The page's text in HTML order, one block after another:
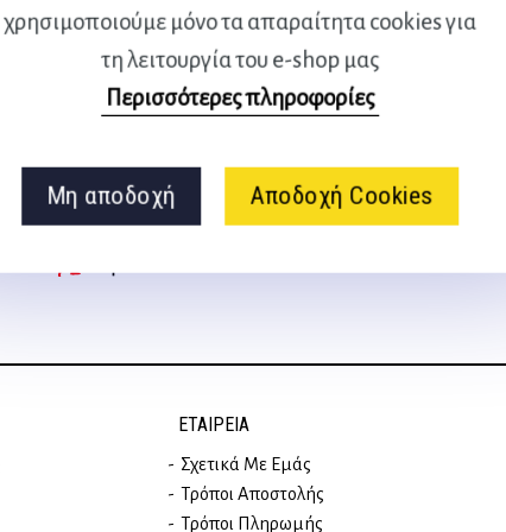
χρησιμοποιούμε μόνο τα απαραίτητα cookies για
τη λειτουργία του e-shop μας
Περισσότερες πληροφορίες
Μη αποδοχή Αποδοχή Cookies
Ακολουθήστε μας
στα social media
ΕΤΑΙΡΕΊΑ
Σχετικά Με Εμάς
Τρόποι Αποστολής
Τρόποι Πληρωμής